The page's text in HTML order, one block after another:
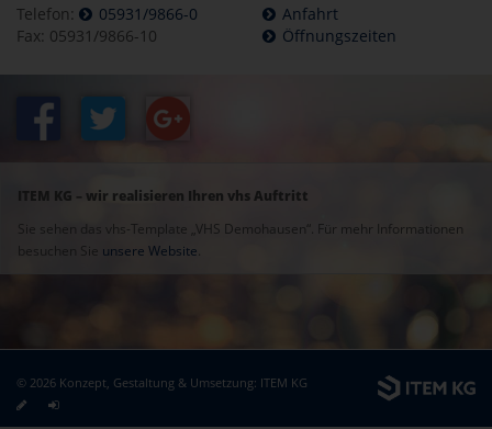
Telefon:
05931/9866-0
Fax: 05931/9866-10
Anfahrt
Öffnungszeiten
ITEM KG – wir realisieren Ihren vhs Auftritt
Sie sehen das vhs-Template „VHS Demohausen“. Für mehr Informationen
besuchen Sie unsere Website.
© 2026 Konzept, Gestaltung & Umsetzung: ITEM KG